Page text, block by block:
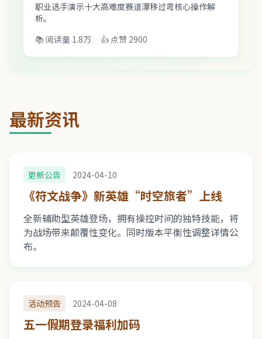
职业选手演示十大高难度赛道漂移过弯核心操作解
析。
📚 阅读量 1.8万
👍 点赞 2900
最新资讯
更新公告 2024-04-10
《符文战争》新英雄“时空旅者”上线
全新辅助型英雄登场，拥有操控时间的独特技能，将
为战场带来颠覆性变化。同时版本平衡性调整详情公
布。
活动预告 2024-04-08
五一假期登录福利加码